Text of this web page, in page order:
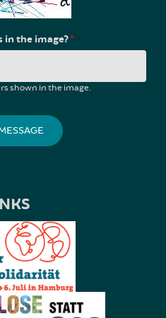
in the image?*
shown in the image.